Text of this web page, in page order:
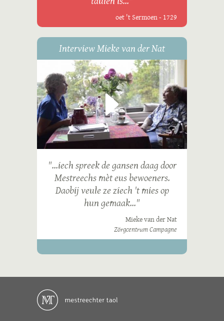
oet 't Sermoen - 1729
Interview Mieke van der Nat
"...iech spreek de gansen daag door
Mestreechs mèt eus bewoeners.
Daobij veule ze ziech 't mies op
hun gemaak..."
Mieke van der Nat
Zörgcentrum Campagne